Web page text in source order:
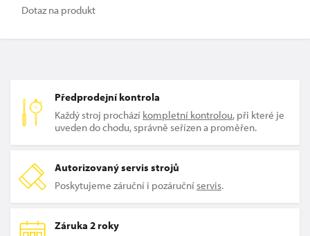
Dotaz na produkt
Předprodejní kontrola
Každý stroj prochází kompletní kontrolou, při které je
uveden do chodu, správně seřízen a proměřen.
Autorizovaný servis strojů
Poskytujeme záruční i pozáručníservis.
Záruka 2 roky